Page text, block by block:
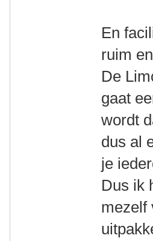
En
ruim
De
gaat
wordt
dus al
je
Dus ik
mezelf